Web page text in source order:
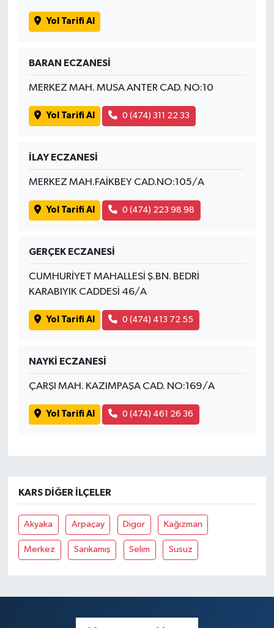
Yol Tarifi Al
BARAN ECZANESİ
MERKEZ MAH. MUSA ANTER CAD. NO:10
Yol Tarifi Al 0 (474) 311 22 33
İLAY ECZANESİ
MERKEZ MAH.FAİKBEY CAD.NO:105/A
Yol Tarifi Al 0 (474) 223 98 98
GERÇEK ECZANESİ
CUMHURİYET MAHALLESİ Ş.BN. BEDRİ
KARABIYIK CADDESİ 46/A
Yol Tarifi Al 0 (474) 413 72 55
NAYKİ ECZANESİ
ÇARŞI MAH. KAZIMPAŞA CAD. NO:169/A
Yol Tarifi Al 0 (474) 461 26 36
KARS DIĞER İLÇELER
Akyaka Arpaçay Digor Kağızman
Merkez Sarıkamış Selim Susuz